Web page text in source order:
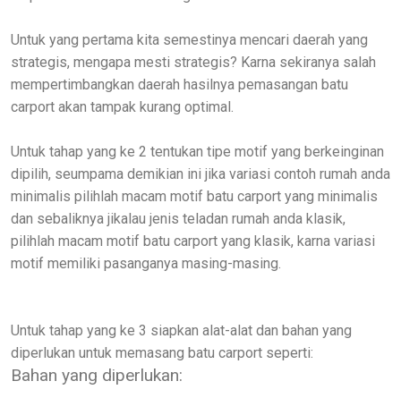
Untuk yang pertama kita semestinya mencari daerah yang
strategis, mengapa mesti strategis? Karna sekiranya salah
mempertimbangkan daerah hasilnya pemasangan batu
carport akan tampak kurang optimal.
Untuk tahap yang ke 2 tentukan tipe motif yang berkeinginan
dipilih, seumpama demikian ini jika variasi contoh rumah anda
minimalis pilihlah macam motif batu carport yang minimalis
dan sebaliknya jikalau jenis teladan rumah anda klasik,
pilihlah macam motif batu carport yang klasik, karna variasi
motif memiliki pasanganya masing-masing.
Untuk tahap yang ke 3 siapkan alat-alat dan bahan yang
diperlukan untuk memasang batu carport seperti:
Bahan yang diperlukan: